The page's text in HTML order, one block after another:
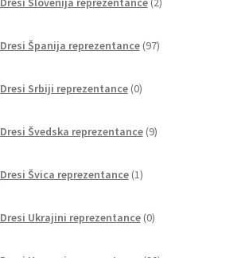
izdelka
Dresi Španija reprezentance 97izdelkov
Dresi Srbiji reprezentance 0izdelkov
Dresi Švedska reprezentance 9izdelkov
Dresi Švica reprezentance 1izdelek
Dresi Ukrajini reprezentance 0izdelkov